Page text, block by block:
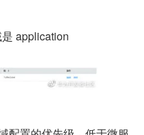
application